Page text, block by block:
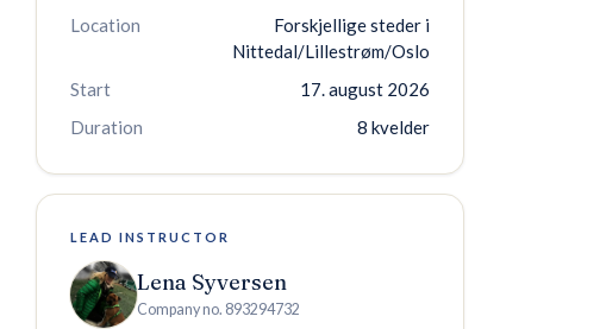
Location
Forskjellige steder i
Nittedal/Lillestrøm/Oslo
Start
17. august 2026
Duration
8 kvelder
LEAD INSTRUCTOR
Lena Syversen
Company no. 893294732